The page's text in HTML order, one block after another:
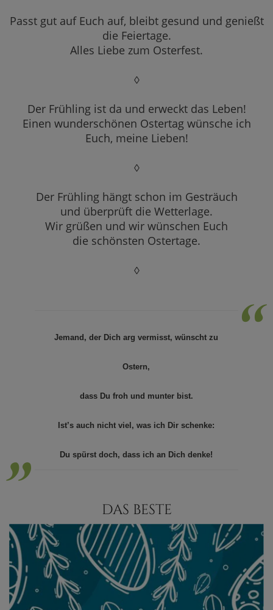
Passt gut auf Euch auf, bleibt gesund und genießt
die Feiertage.
Alles Liebe zum Osterfest.
◊
Der Frühling ist da und erweckt das Leben!
Einen wunderschönen Ostertag wünsche ich
Euch, meine Lieben!
◊
Der Frühling hängt schon im Gesträuch
und überprüft die Wetterlage.
Wir grüßen und wir wünschen Euch
die schönsten Ostertage.
◊
“
„
Jemand, der Dich arg vermisst, wünscht zu
Ostern,
dass Du froh und munter bist.
Ist’s auch nicht viel, was ich Dir schenke:
Du spürst doch, dass ich an Dich denke!
DAS BESTE